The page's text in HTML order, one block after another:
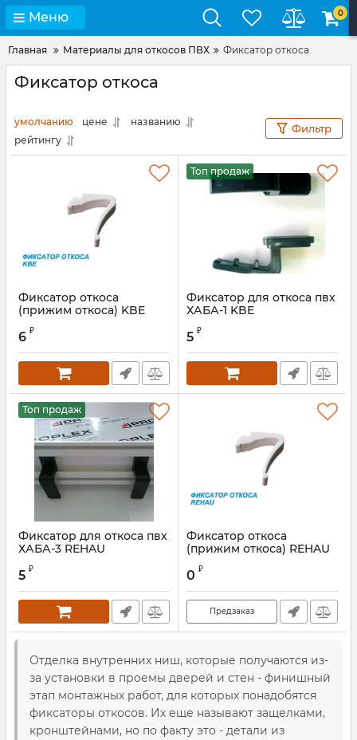
Меню 0
Главная Материалы для откосов ПВХ Фиксатор откоса
Фиксатор откоса
умолчанию цене
названию
рейтингу
Фильтр
Фиксатор откоса
(прижим откоса) KBE
6 ₽
Топ продаж
Фиксатор для откоса пвх
ХАБА-1 KBE
5 ₽
Топ продаж
Фиксатор для откоса пвх
ХАБА-3 REHAU
5 ₽
Фиксатор откоса
(прижим откоса) REHAU
0 ₽
Предзаказ
Отделка внутренних ниш, которые получаются из-
за установки в проемы дверей и стен - финишный
этап монтажных работ, для которых понадобятся
фиксаторы откосов. Их еще называют защелками,
кронштейнами, но по факту это - детали из